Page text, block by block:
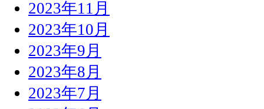
2023年11月
2023年10月
2023年9月
2023年8月
2023年7月